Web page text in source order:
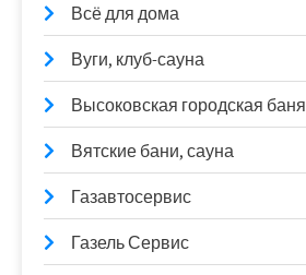
Всё для дома
Вуги, клуб-сауна
Высоковская городская баня
Вятские бани, сауна
Газавтосервис
Газель Сервис